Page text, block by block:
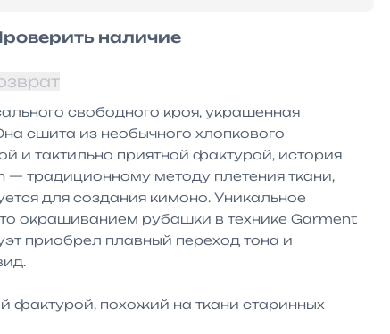
наличие
свободного кроя, украшенная
сшита из необычного хлопкового
и тактильно приятной фактурой, история
— традиционному методу плетения ткани,
для создания кимоно. Уникальное
окрашиванием рубашки в технике Garment
приобрел плавный переход тона и
фактурой, похожий на ткани старинных